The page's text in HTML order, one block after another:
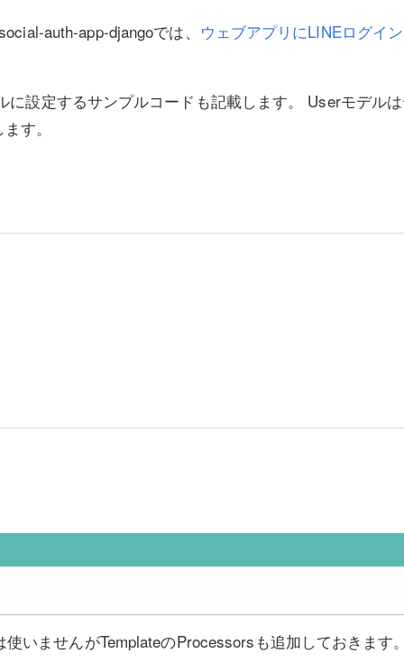
auth-app-djangoでは、 ウェブアプリにLINEログイ
に設定するサンプルコードも記載します。 Userモデル
す。
使いませんがTemplateのProcessorsも追加しておきます